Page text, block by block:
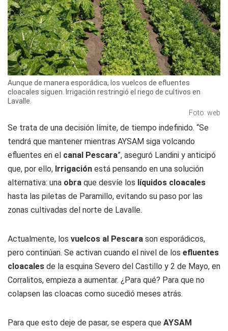
Aunque de manera esporádica, los vuelcos de efluentes
cloacales siguen. Irrigación restringió el riego de cultivos en
Lavalle.
Foto: web
Se trata de una decisión límite, de tiempo indefinido. “Se
tendrá que mantener mientras AYSAM siga volcando
efluentes en el canal Pescara”, aseguró Landini y anticipó
que, por ello, Irrigación está pensando en una solución
alternativa: una obra que desvíe los líquidos cloacales
hasta las piletas de Paramillo, evitando su paso por las
zonas cultivadas del norte de Lavalle.
Actualmente, los vuelcos al Pescara son esporádicos,
pero continúan. Se activan cuando el nivel de los efluentes
cloacales de la esquina Severo del Castillo y 2 de Mayo, en
Corralitos, empieza a aumentar. ¿Para qué? Para que no
colapsen las cloacas como sucedió meses atrás.
Para que esto deje de pasar, se espera que AYSAM